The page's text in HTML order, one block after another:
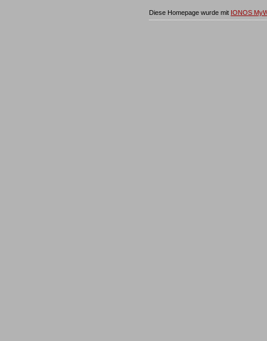
Diese Homepage wurde mit IONOS